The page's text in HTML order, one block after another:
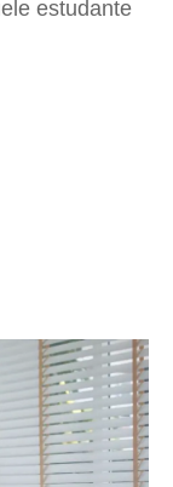
estudante